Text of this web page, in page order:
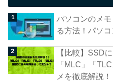
パソコンのメ
る方法！パソ
【比較】SSD
「MLC」「
メを徹底解説！